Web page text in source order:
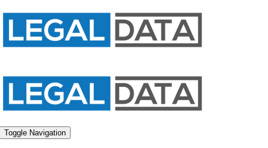
Toggle Navigation